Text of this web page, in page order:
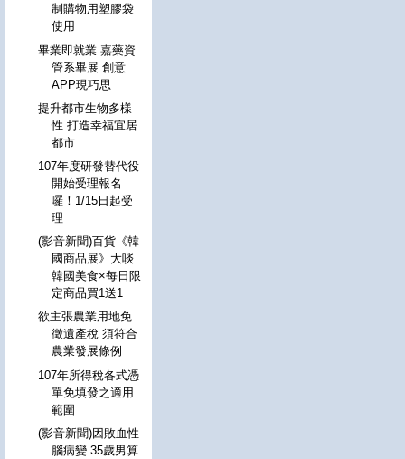
制購物用塑膠袋
使用
畢業即就業 嘉藥資
管系畢展 創意
APP現巧思
提升都市生物多樣
性 打造幸福宜居
都市
107年度研發替代役
開始受理報名
囉！1/15日起受
理
(影音新聞)百貨《韓
國商品展》大啖
韓國美食×每日限
定商品買1送1
欲主張農業用地免
徵遺產稅 須符合
農業發展條例
107年所得稅各式憑
單免填發之適用
範圍
(影音新聞)因敗血性
腦病變 35歲男算